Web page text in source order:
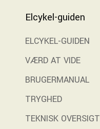
Elcykel-guiden
ELCYKEL-GUIDEN
VÆRD AT VIDE
BRUGERMANUAL
TRYGHED
TEKNISK OVERSIGT